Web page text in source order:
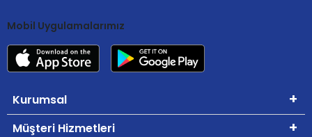
Mobil Uygulamalarımız
Kurumsal
Müşteri Hizmetleri